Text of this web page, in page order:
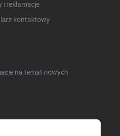
i reklamacje
kontaktowy
na temat nowych